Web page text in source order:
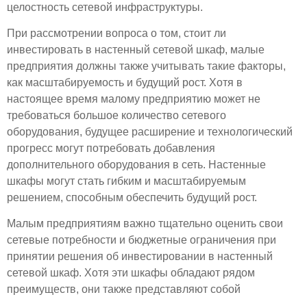
целостность сетевой инфраструктуры.
При рассмотрении вопроса о том, стоит ли
инвестировать в настенный сетевой шкаф, малые
предприятия должны также учитывать такие факторы,
как масштабируемость и будущий рост. Хотя в
настоящее время малому предприятию может не
требоваться большое количество сетевого
оборудования, будущее расширение и технологический
прогресс могут потребовать добавления
дополнительного оборудования в сеть. Настенные
шкафы могут стать гибким и масштабируемым
решением, способным обеспечить будущий рост.
Малым предприятиям важно тщательно оценить свои
сетевые потребности и бюджетные ограничения при
принятии решения об инвестировании в настенный
сетевой шкаф. Хотя эти шкафы обладают рядом
преимуществ, они также представляют собой